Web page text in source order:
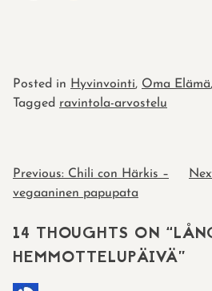
Posted in Hyvinvointi, Oma Elämä,
Tagged ravintola-arvostelu
POST
NAVIGATION
Previous: Chili con Härkis –
vegaaninen papupata
14 THOUGHTS ON “
HEMMOTTELUPÄIVÄ”